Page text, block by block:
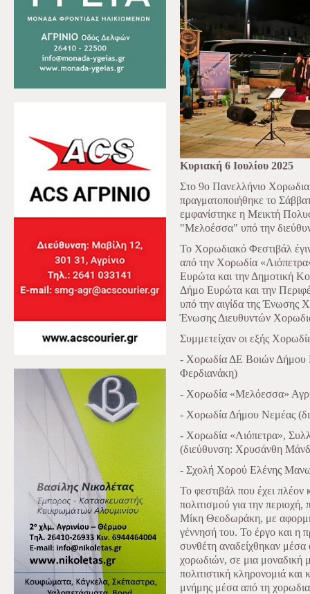
Κυριακή 6 Ιουλίου 2025
Στο 9ο Πανελλήνιο
πραγματοποιήθηκε το
εμφανίστηκε η Μεικτή
"Μελοέσσα" υπό την
Το Χορωδιακό Φεστιβάλ
από την Χορωδία
Ευρώτα και την Δημοτική
Δήμο Ευρώτα και την
υπό την αιγίδα της Ένωσης
Ένωσης Διευθυντών
Συμμετείχαν οι εξής
- Χορωδία ΔΕ Βοιών Δήμου
Φερδιανάκη)
- Χορωδία «Μελόεσσα»
- Χορωδία Δήμου Νεμέας
- Χορωδία «Λιόπετρα»,
(διεύθυνση: Χρυσάνθη
- Σχολή Χορού Ελένης
Το φεστιβάλ που έχει πλέον
πολιτισμού για την
Μίκη Θεοδωράκη, με
γέννησή του. Το έργο και η
συνθέτη αναδείχθηκαν μέσα
χορωδιών, σε μια μοναδική
πολιτιστική κληρονομιά
μνήμης μέσα από τη